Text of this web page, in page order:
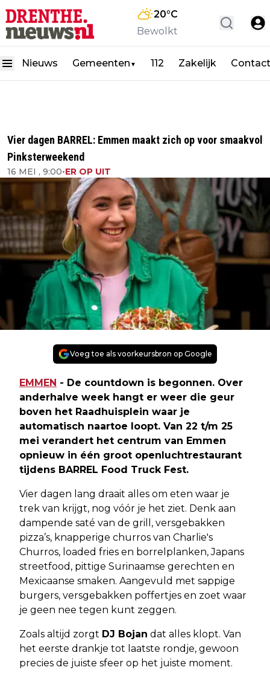
20°C
Bewolkt
Nieuws Gemeenten ▼ 112 Zakelijk Contact
Vier dagen BARREL: Emmen maakt zich op voor smaakvol
Pinksterweekend
16 MEI , 9:00•ER OP UIT
Voeg toe als voorkeursbron op Google
EMMEN - De countdown is begonnen. Over
anderhalve week hangt er weer die geur
boven het Raadhuisplein waar je
automatisch naartoe loopt. Van 22 t/m 25
mei verandert het centrum van Emmen
opnieuw in één groot openluchtrestaurant
tijdens BARREL Food Truck Fest.
Vier dagen lang draait alles om eten waar je
trek van krijgt, nog vóór je het ziet. Denk aan
dampende saté van de grill, versgebakken
pizza’s, knapperige churros van Charlie's
Churros, loaded fries en borrelplanken, Japans
streetfood, pittige Surinaamse gerechten en
Mexicaanse smaken. Aangevuld met sappige
burgers, versgebakken poffertjes en zoet waar
je geen nee tegen kunt zeggen.
Zoals altijd zorgt DJ Bojan dat alles klopt. Van
het eerste drankje tot laatste rondje, gewoon
precies de juiste sfeer op het juiste moment.